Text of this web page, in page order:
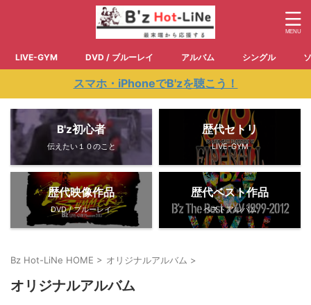
LIVE-GYM DVD / ブルーレイ アルバム シングル
スマホ・iPhoneでB'zを聴こう！
B'z初心者
伝えたい１０のこと
歴代セトリ
LIVE-GYM
歴代映像作品
DVD / ブルーレイ
歴代ベスト作品
ベストアルバム
Bz Hot-LiNe HOME > オリジナルアルバム >
オリジナルアルバム